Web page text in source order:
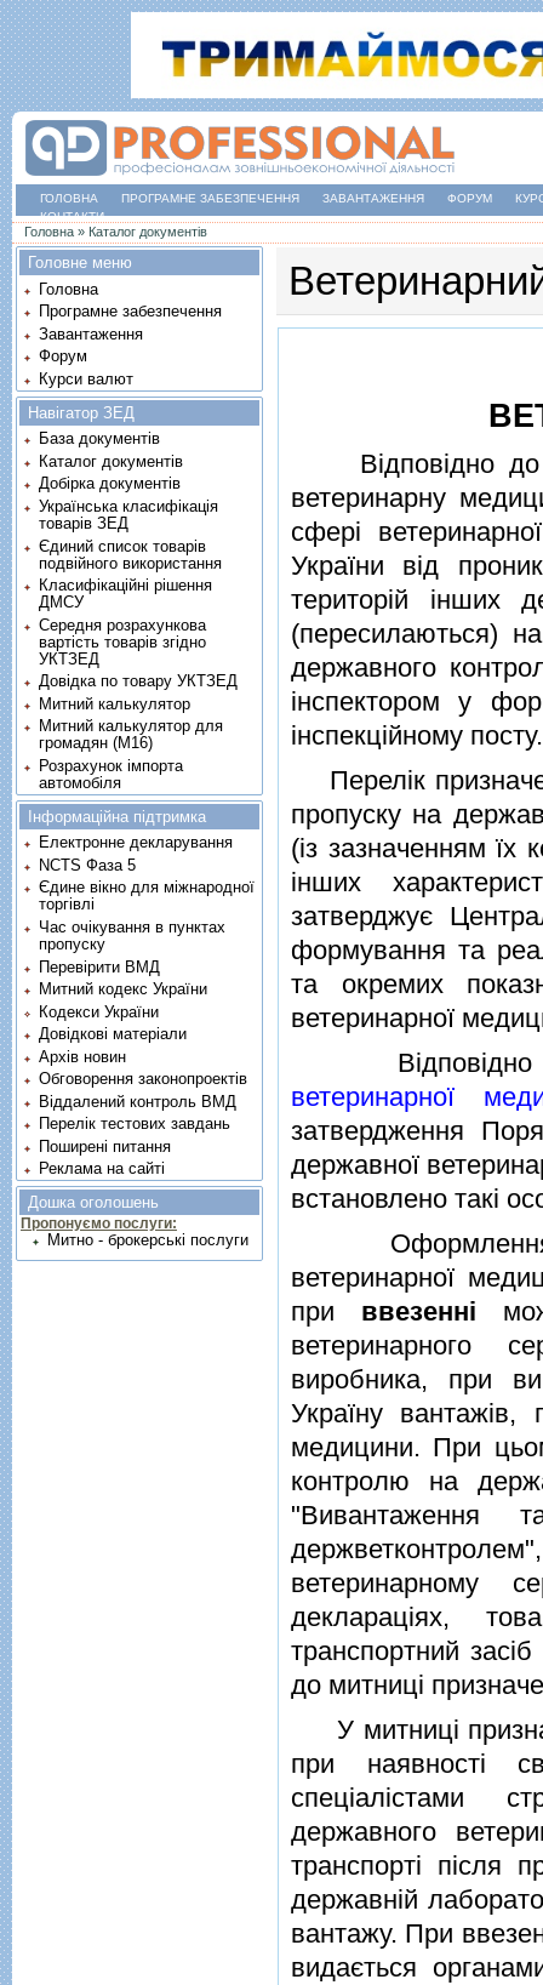
ГОЛОВНА ПРОГРАМНЕ ЗАБЕЗПЕЧЕННЯ ЗАВАНТАЖЕННЯ ФОРУМ
КОНТАКТИ
Ви є тут
Головна » Каталог документів
Вiдповiдно
ветеринарну
сферi
України вiд
територiй iнших
(пересилаються)
державного
iнспектором у
iнспекцiйному посту.
Перелiк
пропуску на
(iз зазначенням їх
iнших
затверджує
формування та
та окремих
ветеринарної
ветеринарної
затвердження
державної
встановлено такi
Оформлення
ветеринарної
при ввезеннi
ветеринарного
виробника, при
Україну вантажiв,
медицини. При
контролю на
"Вивантаження
ветеринарному
декларацiях,
транспортний
до митницi
У митницi
при наявностi
спецiалiстами
державного
транспортi пiсля
державнiй
вантажу. При
видається
Головне меню
Головна
Програмне забезпечення
Завантаження
Форум
Курси валют
Навігатор ЗЕД
База документів
Каталог документів
Добірка документів
Українська класифікація
товарів ЗЕД
Єдиний список товарів
подвійного використання
Класифікаційні рішення
ДМСУ
Середня розрахункова
вартість товарів згідно
УКТЗЕД
Довідка по товару УКТЗЕД
Митний калькулятор
Митний калькулятор для
громадян (М16)
Розрахунок імпорта
автомобіля
Інформаційна підтримка
Електронне декларування
NCTS Фаза 5
Єдине вікно для міжнародної
торгівлі
Час очікування в пунктах
пропуску
Перевірити ВМД
Митний кодекс України
Кодекси України
Довідкові матеріали
Архів новин
Обговорення законопроектів
Віддалений контроль ВМД
Перелік тестових завдань
Поширені питання
Реклама на сайті
Дошка оголошень
Пропонуємо послуги:
Митно - брокерські послуги